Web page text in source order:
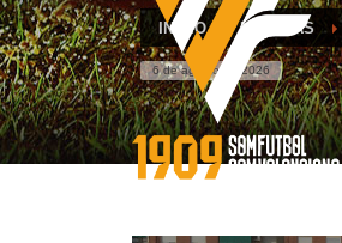
INICIO NOTICIAS
6 de agosto de 2026